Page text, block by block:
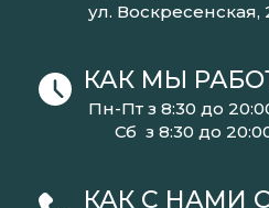
ул. Воскресенская,
КАК МЫ
Пн-Пт з 8:30 до
Сб з 8:30 до
КАК С НАМИ